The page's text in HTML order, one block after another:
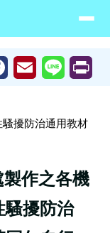
擾防治通用教材
作之各機
騷擾防治